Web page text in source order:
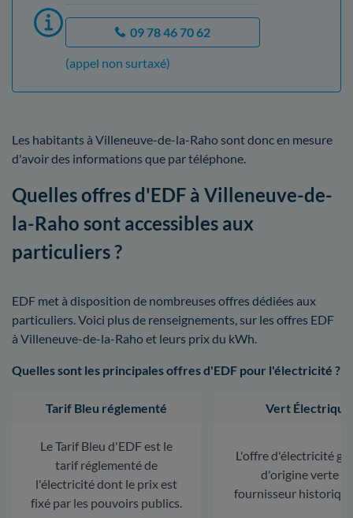
09 78 46 70 62
(appel non surtaxé)
Les habitants à Villeneuve-de-la-Raho sont donc en mesure
d'avoir des informations que par téléphone.
Quelles offres d'EDF à Villeneuve-de-
la-Raho sont accessibles aux
particuliers ?
EDF met à disposition de nombreuses offres dédiées aux
particuliers. Voici plus de renseignements, sur les offres EDF
à Villeneuve-de-la-Raho et leurs prix du kWh.
Quelles sont les principales offres d'EDF pour l'électricité ?
Tarif Bleu réglementé
Le Tarif Bleu d'EDF est le
tarif réglementé de
l'électricité dont le prix est
fixé par les pouvoirs publics.
Vert Électrique
L'offre d'électricité
d'origine verte
fournisseur